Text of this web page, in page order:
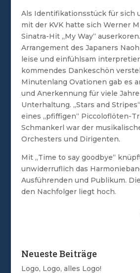
Als Identifikationsstück für sich
mit der KVK hatte sich Werner
Sinatra-Hit „My Way“
Arrangement des Japaners
leise und einfühlsam
kommendes Dankeschön
Minutenlang Ovationen gab es
und Anerkennung für viele
Unterhaltung. „Stars and
eines „pfiffigen“ Piccoloflöten-
Schmankerl war der
Orchesters und Dirigenten.
Mit „Time to say goodbye“
unwiderruflich das
Ausführenden und Publikum.
den Nachfolger liegt hoch.
Neueste Beiträge
Logo, Logo, alles Logo!